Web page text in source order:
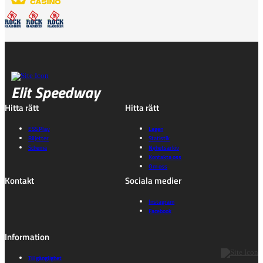
Elit Speedway
Hitta rätt
ESS Play
Biljetter
Schema
Hitta rätt
Lagen
Statistik
Nyhetsarkiv
Kontakta oss
Om oss
Kontakt Sociala medier
Instagram
Facebook
Information
Tillgänglighet